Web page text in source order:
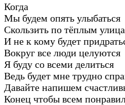
Когда
Мы будем опять улыбаться
Скользить по тёплым
И не к кому будет
Вокруг все люди целуются
Я буду со всеми делиться
Ведь будет мне трудно
Давайте напишем
Конец чтобы всем